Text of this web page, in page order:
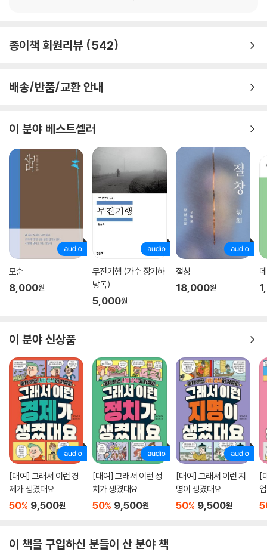
이 책은 1936년 출간된 초판을 완역해 원전의 맛을 살렸다. 개정판에서 삭
보고 어떤 생각을 하며 이 책을 썼는지 한층 더 깊게 이해할 수 있게 되는
셈이다. 시대적 상황은 크게 변했지만 그가 수천 명의 수강생들과 갈고닦
은 원리들은 80년이 지난 지금도 여전히 유효하다. 거기에 더불어 카네기
는 독자들을 위해 이 책을 가장 잘 활용하기 위한 9가지 제안을 남겼다. 아
래 소개하는 그의 제안대로 이 책을 활용한다면 최고의 성공을 거두게 될
것이다. 카네기의 생생한 말과 함께 시대를 초월하고 지역을 뛰어넘은 세
계적인 베스트셀러 『데일 카네기 인간관계론』을 만나 보자.
1. 인간관계의 원리들을 정복하겠다는 깊고도 절실한 욕망을 가져라.
3. 읽기를 멈추고 각 원리들을 어떻게 적용할 수 있을까 자문해 보라.
4. 중요한 아이디어에 밑줄을 쳐라.
5. 달마다 이 책을 다시 읽어라.
7. 당신의 배움을 재미있는 게임으로 만들어라.
9. 당신이 언제 어떻게 책의 원리들을 적용했는지 지속적으로 기록하라.
종이책 회원리뷰 542
배송/반품/교환 안내
이 분야 베스트셀러
모순
8,000원
무진기행 (가수 장기하
낭독)
5,000원
절창
18,000원
이 분야 신상품
[대여] 그래서 이런 경
제가 생겼대요
50% 9,500원
[대여] 그래서 이런 정
치가 생겼대요
50% 9,500원
[대여] 그래서 이런 지
명이 생겼대요
50% 9,500원
[
이 책을 구입하신 분들이 산 분야 책